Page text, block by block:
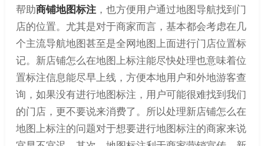
帮助商铺地图标注，也方便用户通过地图导航找到门
店的位置。尤其是对于商家而言，基本都会考虑在几
个主流导航地图甚至是全网地图上面进行门店位置标
记。新店铺怎么在地图上标注能尽快处理也意味着位
置标注信息能尽早上线，方便本地用户和外地游客查
询，如果没有进行地图标注，用户可能很难找到我们
的门店，更不要说来消费了。所以处理新店铺怎么在
地图上标注的问题对于想要进行地图标注的商家来说